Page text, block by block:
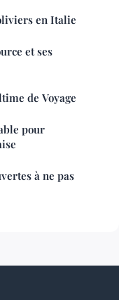
en Italie
et ses
de Voyage
pour
à ne pas